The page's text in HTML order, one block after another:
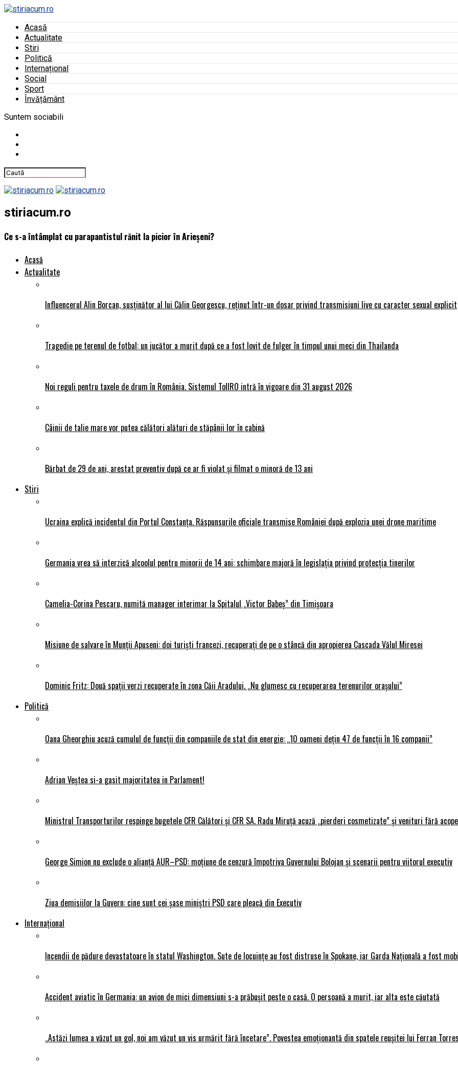
Acasă
Actualitate
Stiri
Politică
Internațional
Social
Sport
Învățământ
Suntem sociabili
stiriacum.ro
Ce s-a întâmplat cu parapantistul rănit la picior în Arieșeni?
Acasă
Actualitate
Influencerul Alin Borcan, susținător al lui Călin Georgescu, reținut într-un dosar privind transmisiuni live cu caracter sexual explicit
Tragedie pe terenul de fotbal: un jucător a murit după ce a fost lovit de fulger în timpul unui meci din Thailanda
Noi reguli pentru taxele de drum în România. Sistemul TollRO intră în vigoare din 31 august 2026
Câinii de talie mare vor putea călători alături de stăpânii lor în cabină
Bărbat de 29 de ani, arestat preventiv după ce ar fi violat și filmat o minoră de 13 ani
Stiri
Ucraina explică incidentul din Portul Constanța. Răspunsurile oficiale transmise României după explozia unei drone maritime
Germania vrea să interzică alcoolul pentru minorii de 14 ani: schimbare majoră în legislația privind protecția tinerilor
Camelia-Corina Pescaru, numită manager interimar la Spitalul „Victor Babeș” din Timișoara
Misiune de salvare în Munții Apuseni: doi turiști francezi, recuperați de pe o stâncă din apropierea Cascada Vălul Miresei
Dominic Fritz: Două spații verzi recuperate în zona Căii Aradului. „Nu glumesc cu recuperarea terenurilor orașului”
Politică
Oana Gheorghiu acuză cumulul de funcții din companiile de stat din energie: „10 oameni dețin 47 de funcții în 16 companii”
Adrian Veștea si-a gasit majoritatea in Parlament!
Ministrul Transporturilor respinge bugetele CFR Călători și CFR SA. Radu Miruță acuză „pierderi cosmetizate” și venituri fără
George Simion nu exclude o alianță AUR–PSD: moțiune de cenzură împotriva Guvernului Bolojan și scenarii pentru viitorul executiv
Ziua demisiilor la Guvern: cine sunt cei șase miniștri PSD care pleacă din Executiv
Internațional
Incendii de pădure devastatoare în statul Washington. Sute de locuințe au fost distruse în Spokane, iar Garda Națională a fost
Accident aviatic în Germania: un avion de mici dimensiuni s-a prăbușit peste o casă. O persoană a murit, iar alta este căutată
„Astăzi lumea a văzut un gol, noi am văzut un vis urmărit fără încetare”. Povestea emoționantă din spatele reușitei lui Ferran